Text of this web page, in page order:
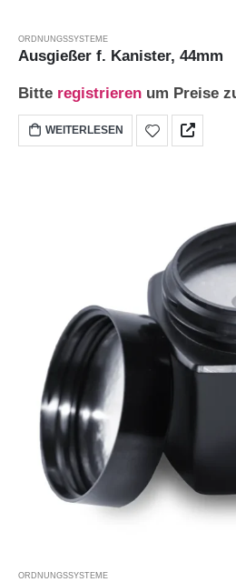
ORDNUNGSSYSTEME
Ausgießer f. Kanister, 44mm
Bitte registrieren um Preise
WEITERLESEN
ORDNUNGSSYSTEME